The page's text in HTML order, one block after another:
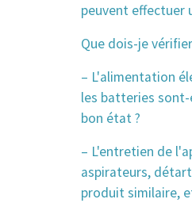
peuvent effectuer
Que dois-je
– L'alimentation
les batteries
bon état ?
– L'entretien de
aspirateurs,
produit similaire,